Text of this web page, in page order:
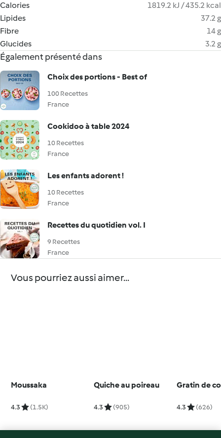
Calories
1819.2 kJ / 435.2 kcal
Lipides
37.2 g
Fibre
14 g
Glucides
3.2 g
Également présenté dans
Choix des portions - Best of
100 Recettes
France
Cookidoo à table 2024
10 Recettes
France
Les enfants adorent !
10 Recettes
France
Recettes du quotidien vol. I
9 Recettes
France
Vous pourriez aussi aimer...
Moussaka
4.3 (1.5K)
Quiche au poireau
4.3 (905)
Gratin de
4.3 (626)